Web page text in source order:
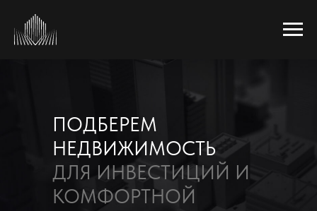
ПОДБЕРЕМ
НЕДВИЖИМОСТЬ
ДЛЯ ИНВЕСТИЦИЙ И
КОМФОРТНОЙ